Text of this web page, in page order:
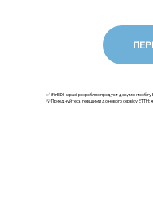
✅ iFinEDI наразі розробляє продукт
💡Приєднуйтесь першими до нового сервісу ЕТТН: